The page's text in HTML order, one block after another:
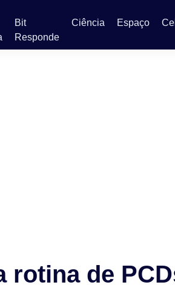
Bit
Responde
Ciência Espaço
rotina de